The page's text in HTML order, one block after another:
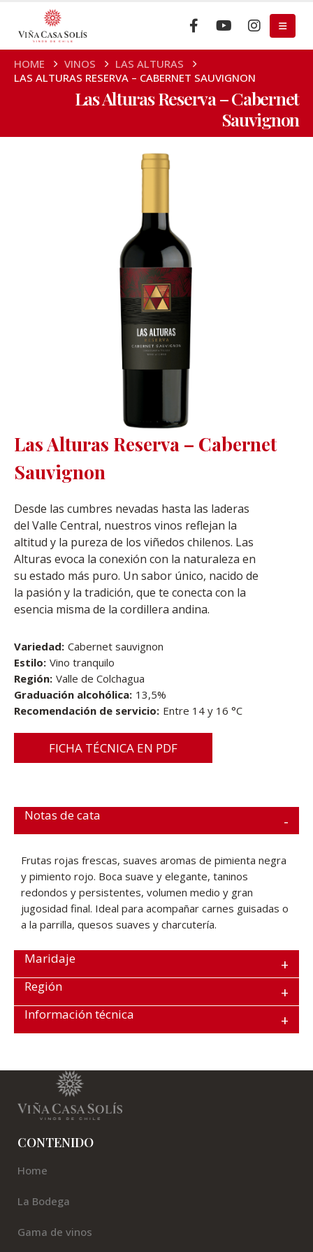
HOME VINOS
LAS ALTURAS
LAS ALTURAS RESERVA – CABERNET SAUVIGNON
Las Alturas Reserva – Cabernet
Sauvignon
Las Alturas Reserva – Cabernet
Sauvignon
Desde las cumbres nevadas hasta las laderas
del Valle Central, nuestros vinos reflejan la
altitud y la pureza de los viñedos chilenos. Las
Alturas evoca la conexión con la naturaleza en
su estado más puro. Un sabor único, nacido de
la pasión y la tradición, que te conecta con la
esencia misma de la cordillera andina.
Variedad: Cabernet sauvignon
Estilo: Vino tranquilo
Región: Valle de Colchagua
Graduación alcohólica: 13,5%
Recomendación de servicio: Entre 14 y 16 °C
FICHA TÉCNICA EN PDF
Notas de cata
Frutas rojas frescas, suaves aromas de pimienta negra
y pimiento rojo. Boca suave y elegante, taninos
redondos y persistentes, volumen medio y gran
jugosidad final. Ideal para acompañar carnes guisadas o
a la parrilla, quesos suaves y charcutería.
Maridaje
Región
Información técnica
CONTENIDO
Home
La Bodega
Gama de vinos